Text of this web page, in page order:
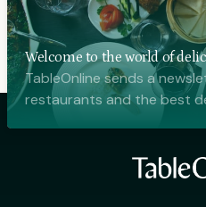
Welcome to the world of
TableOnline sends a
restaurants and the best